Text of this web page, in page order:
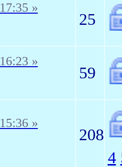
17:35 »
25
16:23 »
59
15:36 »
208
4